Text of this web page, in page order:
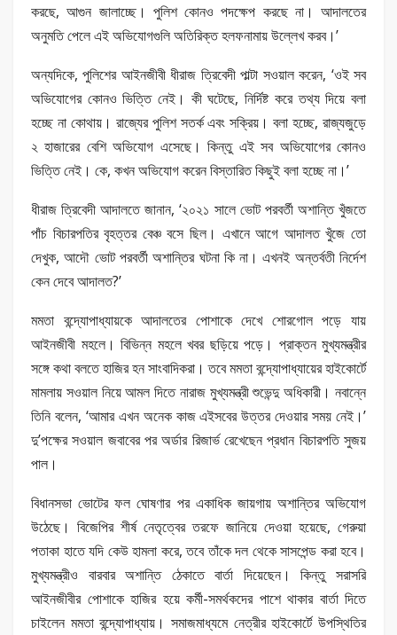
করছে, আগুন জালাচ্ছে। পুলিশ কোনও পদক্ষেপ করছে না। আদালতের
অনুমতি পেলে এই অভিযোগগুলি অতিরিক্ত হলফনামায় উল্লেখ করব।’
অন্যদিকে, পুলিশের আইনজীবী ধীরাজ ত্রিবেদী পাল্টা সওয়াল করেন, ‘ওই সব
অভিযোগের কোনও ভিত্তি নেই। কী ঘটেছে, নির্দিষ্ট করে তথ্য দিয়ে বলা
হচ্ছে না কোথায়। রাজ্যের পুলিশ সতর্ক এবং সক্রিয়। বলা হচ্ছে, রাজ্যজুড়ে
২ হাজারের বেশি অভিযোগ এসেছে। কিন্তু এই সব অভিযোগের কোনও
ভিত্তি নেই। কে, কখন অভিযোগ করেন বিস্তারিত কিছুই বলা হচ্ছে না।’
ধীরাজ ত্রিবেদী আদালতে জানান, ‘২০২১ সালে ভোট পরবর্তী অশান্তি খুঁজতে
পাঁচ বিচারপতির বৃহত্তর বেঞ্চ বসে ছিল। এখানে আগে আদালত খুঁজে তো
দেখুক, আদৌ ভোট পরবর্তী অশান্তির ঘটনা কি না। এখনই অন্তর্বতী নির্দেশ
কেন দেবে আদালত?’
মমতা বন্দ্যোপাধ্যায়কে আদালতের পোশাকে দেখে শোরগোল পড়ে যায়
আইনজীবী মহলে। বিভিন্ন মহলে খবর ছড়িয়ে পড়ে। প্রাক্তন মুখ্যমন্ত্রীর
সঙ্গে কথা বলতে হাজির হন সাংবাদিকরা। তবে মমতা বন্দ্যোপাধ্যায়ের হাইকোর্টে
মামলায় সওয়াল নিয়ে আমল দিতে নারাজ মুখ্যমন্ত্রী শুভেন্দু অধিকারী। নবান্নে
তিনি বলেন, ‘আমার এখন অনেক কাজ এইসবের উত্তর দেওয়ার সময় নেই।’
দু’পক্ষের সওয়াল জবাবের পর অর্ডার রিজার্ভ রেখেছেন প্রধান বিচারপতি সুজয়
পাল।
বিধানসভা ভোটের ফল ঘোষণার পর একাধিক জায়গায় অশান্তির অভিযোগ
উঠেছে। বিজেপির শীর্ষ নেতৃত্বের তরফে জানিয়ে দেওয়া হয়েছে, গেরুয়া
পতাকা হাতে যদি কেউ হামলা করে, তবে তাঁকে দল থেকে সাসপেন্ড করা হবে।
মুখ্যমন্ত্রীও বারবার অশান্তি ঠেকাতে বার্তা দিয়েছেন। কিন্তু সরাসরি
আইনজীবীর পোশাকে হাজির হয়ে কর্মী-সমর্থকদের পাশে থাকার বার্তা দিতে
চাইলেন মমতা বন্দ্যোপাধ্যায়। সমাজমাধ্যমে নেত্রীর হাইকোর্টে উপস্থিতির